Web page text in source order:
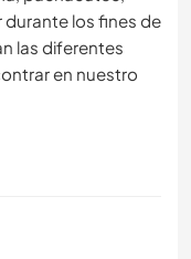
durante los fines de
las diferentes
en nuestro